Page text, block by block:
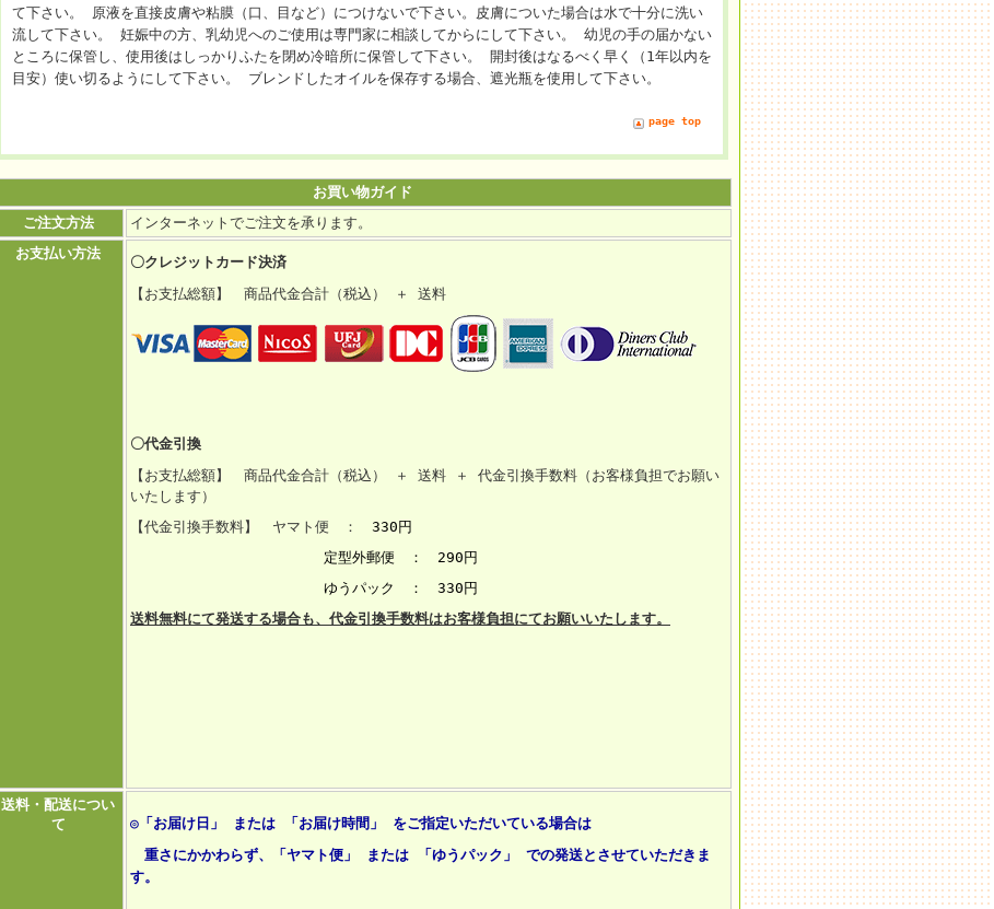
て下さい。 原液を直接皮膚や粘膜（口、目など）につけないで下さい。皮膚についた場合は水で十分に洗い
流して下さい。 妊娠中の方、乳幼児へのご使用は専門家に相談してからにして下さい。 幼児の手の届かない
ところに保管し、使用後はしっかりふたを閉め冷暗所に保管して下さい。 開封後はなるべく早く（1年以内を
目安）使い切るようにして下さい。 ブレンドしたオイルを保存する場合、遮光瓶を使用して下さい。
page top
お買い物ガイド
ご注文方法
インターネットでご注文を承ります。
お支払い方法
〇クレジットカード決済
【お支払総額】 商品代金合計（税込） ＋ 送料
〇代金引換
【お支払総額】 商品代金合計（税込） ＋ 送料 ＋ 代金引換手数料（お客様負担でお願い
いたします）
【代金引換手数料】 ヤマト便 ： 330円
定型外郵便 ： 290円
ゆうパック ： 330円
送料無料にて発送する場合も、代金引換手数料はお客様負担にてお願いいたします。
送料・配送につい
て
◎「お届け日」 または 「お届け時間」 をご指定いただいている場合は
重さにかかわらず、「ヤマト便」 または 「ゆうパック」 での発送とさせていただきま
す。